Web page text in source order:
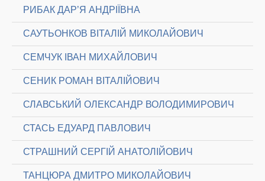
РИБАК ДАР’Я АНДРІЇВНА
САУТЬОНКОВ ВІТАЛІЙ МИКОЛАЙОВИЧ
СЕМЧУК ІВАН МИХАЙЛОВИЧ
СЕНИК РОМАН ВІТАЛІЙОВИЧ
СЛАВСЬКИЙ ОЛЕКСАНДР ВОЛОДИМИРОВИЧ
СТАСЬ ЕДУАРД ПАВЛОВИЧ
СТРАШНИЙ СЕРГІЙ АНАТОЛІЙОВИЧ
ТАНЦЮРА ДМИТРО МИКОЛАЙОВИЧ